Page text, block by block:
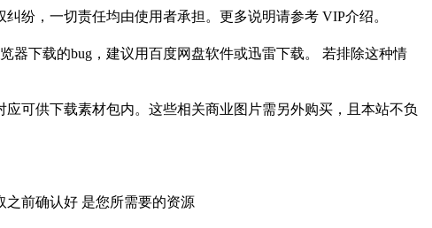
纷，一切责任均由使用者承担。更多说明请参考 VIP介绍。
器下载的bug，建议用百度网盘软件或迅雷下载。 若排除这种情
可供下载素材包内。这些相关商业图片需另外购买，且本站不负
前确认好 是您所需要的资源